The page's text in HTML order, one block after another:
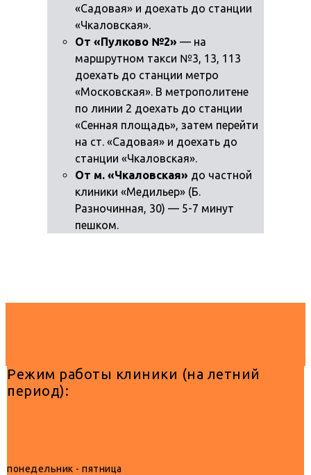
«Садовая» и доехать до станции
«Чкаловская».
От «Пулково №2» — на
маршрутном такси №3, 13, 113
доехать до станции метро
«Московская». В метрополитене
по линии 2 доехать до станции
«Сенная площадь», затем перейти
на ст. «Садовая» и доехать до
станции «Чкаловская».
От м. «Чкаловская» до частной
клиники «Медильер» (Б.
Разночинная, 30) — 5-7 минут
пешком.
Режим работы клиники (на летний
период):
понедельник - пятница